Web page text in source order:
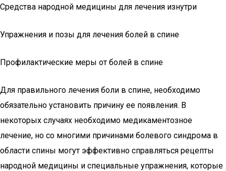
Средства народной медицины для лечения изнутри
Упражнения и позы для лечения болей в спине
Профилактические меры от болей в спине
Для правильного лечения боли в спине, необходимо
обязательно установить причину ее появления. В
некоторых случаях необходимо медикаментозное
лечение, но со многими причинами болевого синдрома в
области спины могут эффективно справляться рецепты
народной медицины и специальные упражнения, которые